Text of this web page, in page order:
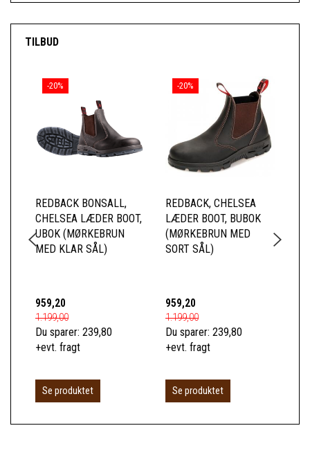
TILBUD
-20%
REDBACK BONSALL,
CHELSEA LÆDER BOOT,
UBOK (MØRKEBRUN
MED KLAR SÅL)
959,20
1.199,00
Du sparer: 239,80
+evt. fragt
Se produktet
-20%
REDBACK, CHELSEA
LÆDER BOOT, BUBOK
(MØRKEBRUN MED
SORT SÅL)
959,20
1.199,00
Du sparer: 239,80
+evt. fragt
Se produktet